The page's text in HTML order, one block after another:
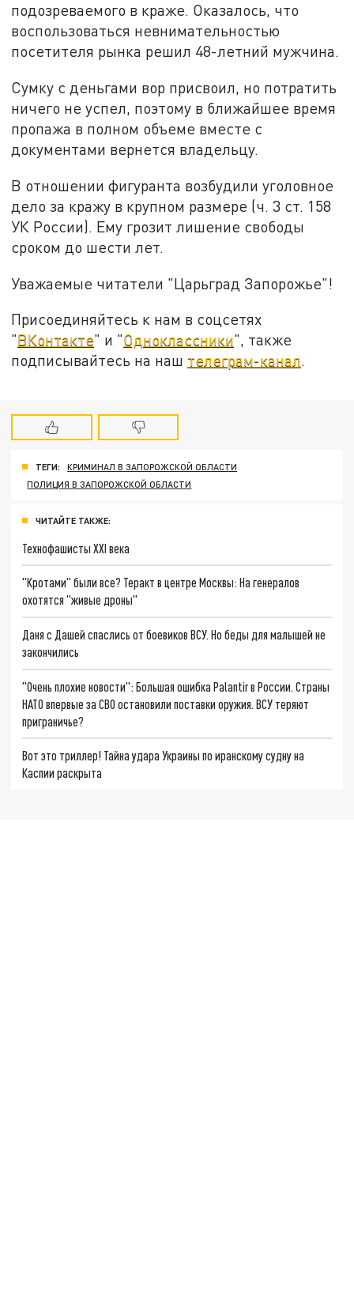
подозреваемого в краже. Оказалось, что
воспользоваться невнимательностью
посетителя рынка решил 48-летний мужчина.
Сумку с деньгами вор присвоил, но потратить
ничего не успел, поэтому в ближайшее время
пропажа в полном объеме вместе с
документами вернется владельцу.
В отношении фигуранта возбудили уголовное
дело за кражу в крупном размере (ч. 3 ст. 158
УК России). Ему грозит лишение свободы
сроком до шести лет.
Уважаемые читатели "Царьград Запорожье"!
Присоединяйтесь к нам в соцсетях
"ВКонтакте" и "Одноклассники", также
подписывайтесь на наш телеграм-канал.
ТЕГИ:
КРИМИНАЛ В ЗАПОРОЖСКОЙ ОБЛАСТИ
ПОЛИЦИЯ В ЗАПОРОЖСКОЙ ОБЛАСТИ
ЧИТАЙТЕ ТАКЖЕ:
Технофашисты XXI века
"Кротами" были все? Теракт в центре Москвы: На генералов
охотятся "живые дроны"
Даня с Дашей спаслись от боевиков ВСУ. Но беды для малышей не
закончились
"Очень плохие новости": Большая ошибка Palantir в России. Страны
НАТО впервые за СВО остановили поставки оружия. ВСУ теряют
приграничье?
Вот это триллер! Тайна удара Украины по иранскому судну на
Каспии раскрыта